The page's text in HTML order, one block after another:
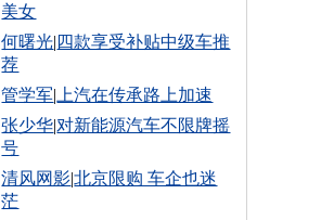
美女
何曙光| 四款享受补贴中级车推
荐
管学军| 上汽在传承路上加速
张少华|对新能源汽车不限牌摇
号
清风网影|北京限购 车企也迷
茫